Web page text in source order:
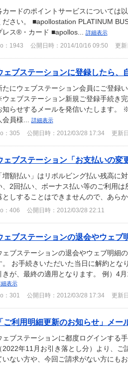
カードのポイントサービスについては
ださい。 ■apollostation PLATINUM
レス®・カード ■apollos...
詳細表示
：1943 公開日時：2014/10/16 09:50 更
ェブステーションに登録したら、
たにウェブステーション会員にご登録
ェブステーション新規ご登録手続き
知らせするメールを発信いたします。
会員様...
詳細表示
：305 公開日時：2012/03/28 17:34 更新
ェブステーション「お支払いの変
増額払い」はリボルビング払い残高に
、2回払い、ボーナス払い等のご利用
としすることはできませんので、あら
：406 公開日時：2012/03/28 22:11
ェブステーションの退会やウェブ
ェブステーションの退会やウェブ明細
。 お手続きいただいた当日に解約とな
きが、最終の適用となります。 例）4
細表示
：301 公開日時：2012/03/28 17:34 更新
「ご利用明細更新のお知らせ」メ
ェブステーションに都度ログインする
2022年11月お引き落とし分）より、
いない方や、今回ご請求がない方にも